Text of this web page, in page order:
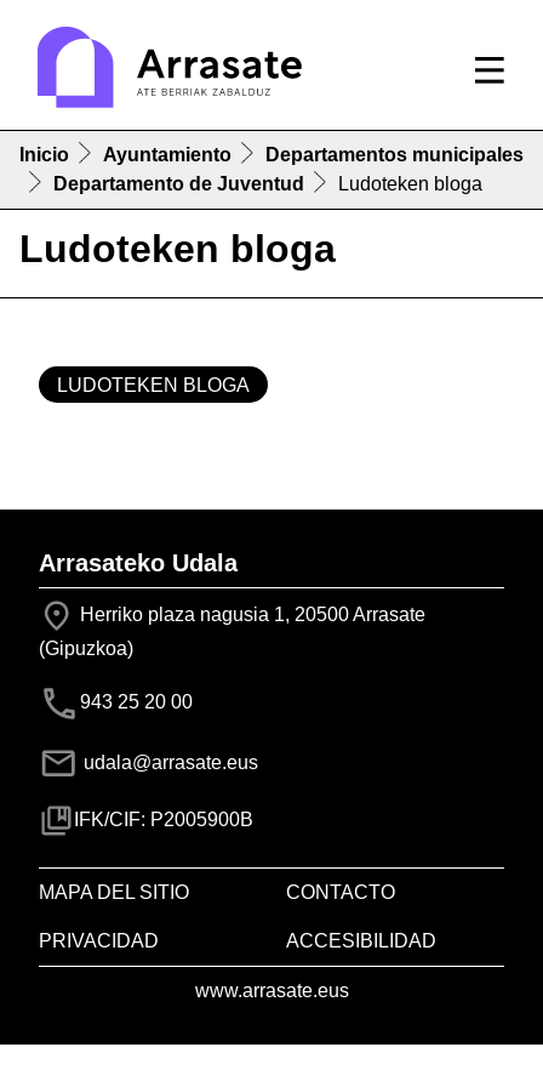
Inicio Ayuntamiento
Departamentos municipales
Departamento de Juventud
Ludoteken bloga
Ludoteken bloga
LUDOTEKEN BLOGA
Arrasateko Udala
Herriko plaza nagusia 1, 20500 Arrasate
(Gipuzkoa)
943 25 20 00
udala@arrasate.eus
IFK/CIF: P2005900B
MAPA DEL SITIO CONTACTO
PRIVACIDAD ACCESIBILIDAD
www.arrasate.eus